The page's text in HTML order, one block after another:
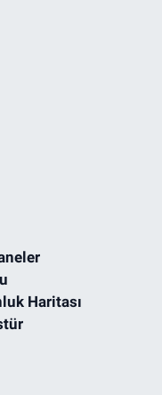
Haritası